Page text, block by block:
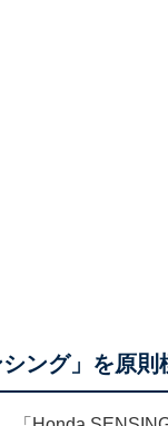
ング」を原則